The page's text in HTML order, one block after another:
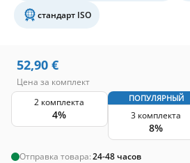
стандарт ISO
52,90 €
Цена за комплект
2 комплекта
4%
ПОПУЛЯРНЫЙ
3 комплекта
8%
Отправка товара:24-48 часов